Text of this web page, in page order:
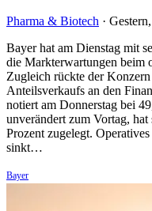
Pharma & Biotech ·
Bayer hat am Dienstag mit
die Markterwartungen beim
Zugleich rückte der
Anteilsverkaufs an den
notiert am Donnerstag bei
unverändert zum Vortag, hat
Prozent zugelegt.
sinkt…
Bayer